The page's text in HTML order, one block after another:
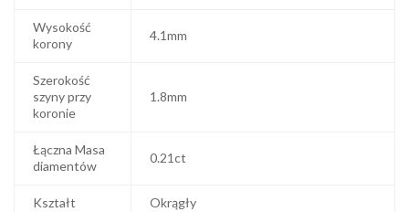
Wysokość
korony
4.1mm
Szerokość
szyny przy
koronie
1.8mm
Łączna Masa
diamentów
0.21ct
Kształt Okrągły